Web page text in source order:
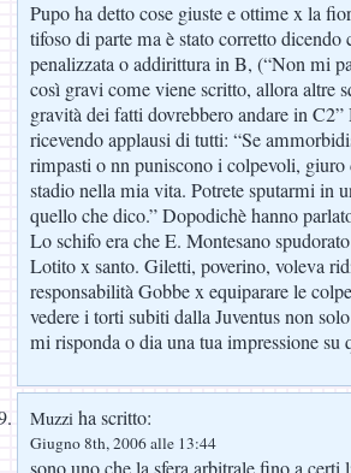
Pupo ha detto cose giuste e ottime x la
tifoso di parte ma è stato corretto dicendo
penalizzata o addirittura in B, (“Non mi
così gravi come viene scritto, allora altre
gravità dei fatti dovrebbero andare in C2”
ricevendo applausi di tutti: “Se
rimpasti o nn puniscono i colpevoli,
stadio nella mia vita. Potrete sputarmi in
quello che dico.” Dopodichè hanno
Lo schifo era che E. Montesano
Lotito x santo. Giletti, poverino, voleva
responsabilità Gobbe x equiparare le
vedere i torti subiti dalla Juventus non
mi risponda o dia una tua impressione su
Muzzi ha scritto:
Giugno 8th, 2006 alle 13:44